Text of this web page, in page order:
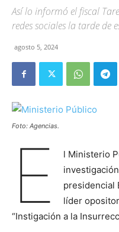
Así lo informó el fiscal
redes sociales la tarde de
agosto 5, 2024
Foto: Agencias.
E
l Ministerio
presidencial
líder
“Instigación a la